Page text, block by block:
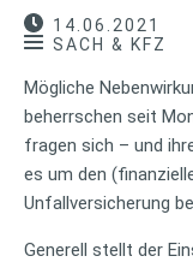
14.06.2021
SACH & KFZ
Mögliche
beherrschen seit
fragen sich – und
es um den
Unfallversicherung
Generell stellt der